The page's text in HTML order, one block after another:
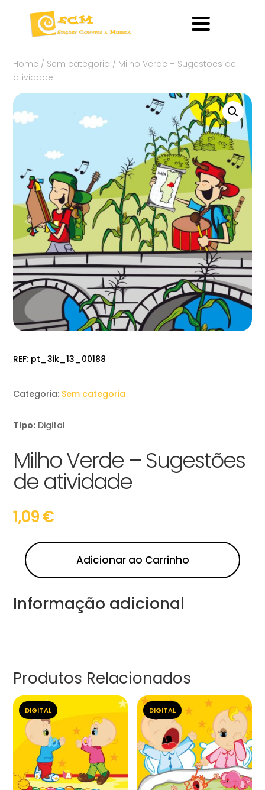
Home / Sem categoria / Milho Verde – Sugestões de
atividade
REF: pt_3ik_13_00188
Categoria: Sem categoria
Tipo: Digital
Milho Verde – Sugestões
de atividade
1,09€
Adicionar ao Carrinho
Informação adicional
Produtos Relacionados
DIGITAL DIGITAL